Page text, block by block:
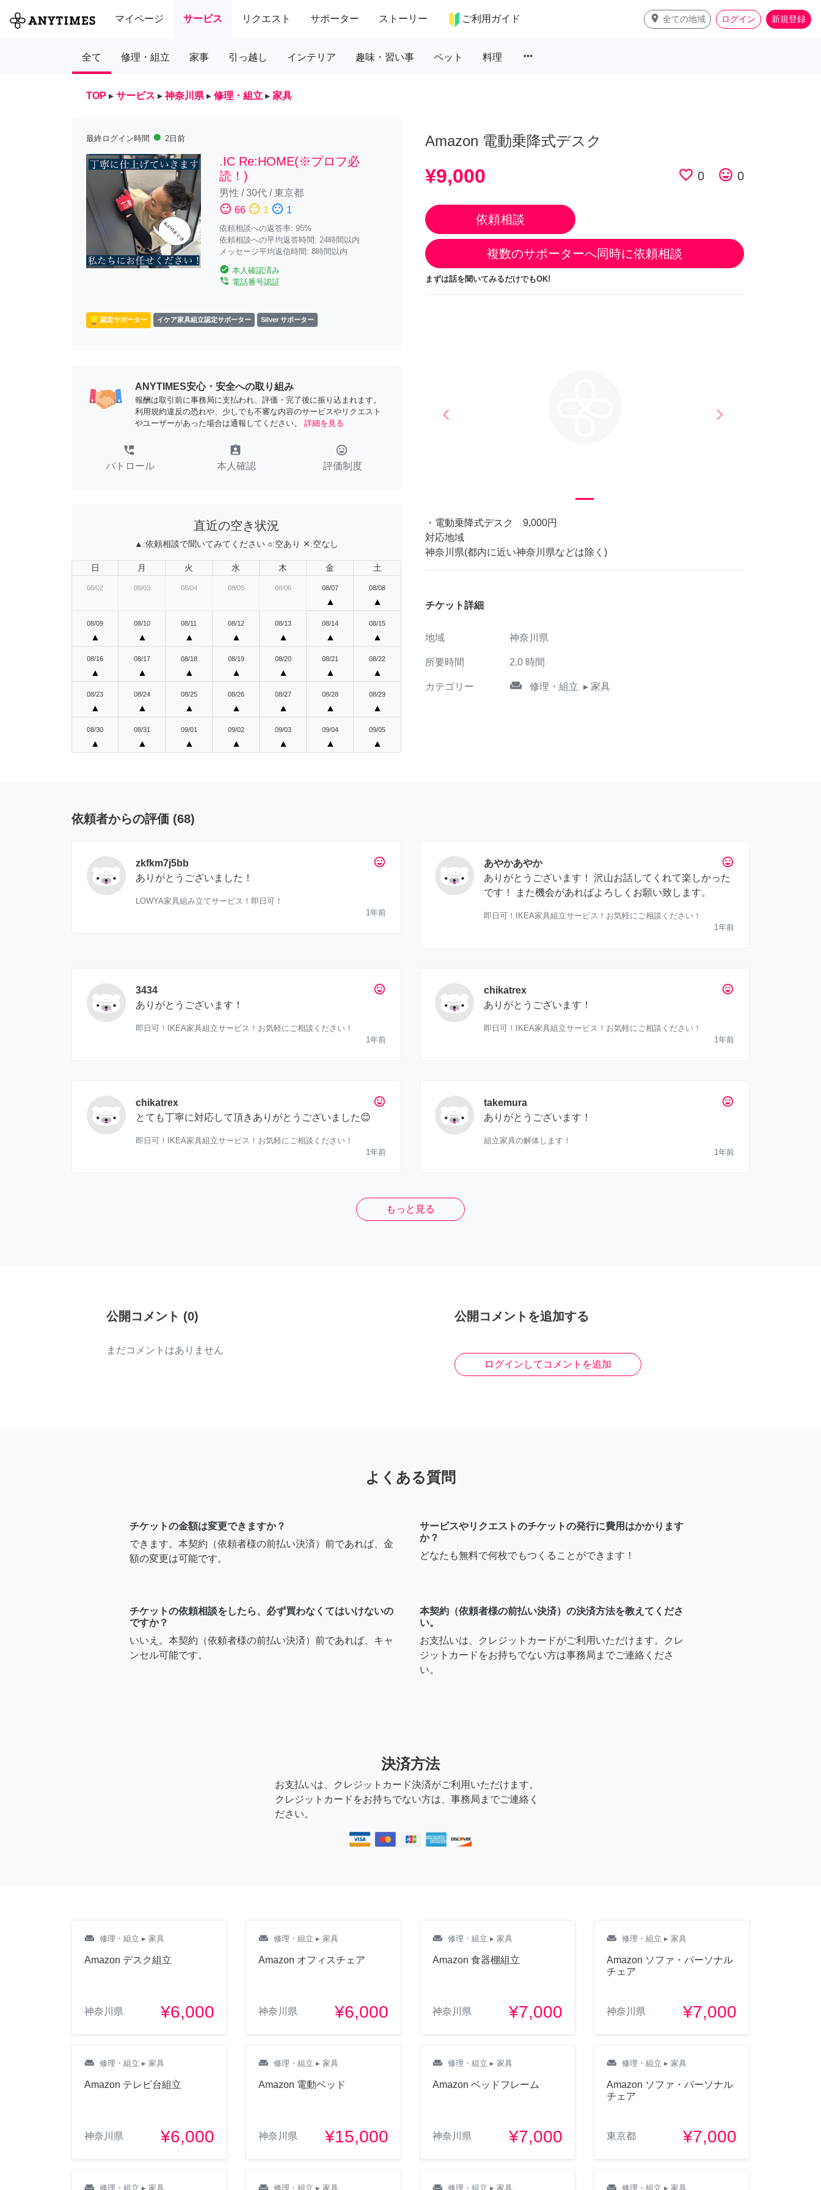
マイページ サービス リクエスト サポーター ストーリー ご利用ガイド place 全ての地域 ログイン 新規登録
全て 修理・組立 家事 引っ越し インテリア 趣味・習い事 ペット 料理 more_horiz
TOP ▸ サービス ▸ 神奈川県 ▸ 修理・組立 ▸ 家具
最終ログイン時間 fiber_manual_record 2日前
.IC Re:HOME(※プロフ必
読！)
男性 /30代/東京都
sentiment_satisfied 66 sentiment_neutral 1 sentiment_dissatisfied 1
依頼相談への返答率: 95%
依頼相談への平均返答時間: 24時間以内
メッセージ平均返信時間: 8時間以内
check_circle 本人確認済み
phone_in_talk 電話番号認証
認定サポーター イケア家具組立認定サポーター Silver サポーター
ANYTIMES安心・安全への取り組み
報酬は取引前に事務局に支払われ、評価・完了後に振り込まれます。
利用規約違反の恐れや、少しでも不審な内容のサービスやリクエスト
やユーザーがあった場合は通報してください。
詳細を見る
perm_phone_msg
パトロール
assignment_ind
本人確認
tag_faces
評価制度
直近の空き状況
▲:依頼相談で聞いてみてください ○:空あり ✕:空なし
日 月 火 水 木 金 土
08/02 08/03 08/04 08/05 08/06 08/07
▲
08/08
▲
08/09
▲
08/10
▲
08/11
▲
08/12
▲
08/13
▲
08/14
▲
08/15
▲
08/16
▲
08/17
▲
08/18
▲
08/19
▲
08/20
▲
08/21
▲
08/22
▲
08/23
▲
08/24
▲
08/25
▲
08/26
▲
08/27
▲
08/28
▲
08/29
▲
08/30
▲
08/31
▲
09/01
▲
09/02
▲
09/03
▲
09/04
▲
09/05
▲
Amazon 電動乗降式デスク
¥9,000 favorite_border 0 tag_faces 0
依頼相談
複数のサポーターへ同時に依頼相談
まずは話を聞いてみるだけでもOK!
arrow_back_iosPrevious arrow_forward_iosNext
・電動乗降式デスク 9,000円
対応地域
神奈川県(都内に近い神奈川県などは除く)
チケット詳細
地域 神奈川県
所要時間 2.0 時間
カテゴリー weekend 修理・組立 ▸ 家具
依頼者からの評価 (68)
tag_faces
zkfkm7j5bb
ありがとうございました！
LOWYA家具組み立てサービス！即日可！
1年前
tag_faces
あやかあやか
ありがとうございます！ 沢山お話してくれて楽しかった
です！ また機会があればよろしくお願い致します。
即日可！IKEA家具組立サービス！お気軽にご相談ください！
1年前
tag_faces
3434
ありがとうございます！
即日可！IKEA家具組立サービス！お気軽にご相談ください！
1年前
tag_faces
chikatrex
ありがとうございます！
即日可！IKEA家具組立サービス！お気軽にご相談ください！
1年前
tag_faces
chikatrex
とても丁寧に対応して頂きありがとうございました😊
即日可！IKEA家具組立サービス！お気軽にご相談ください！
1年前
tag_faces
takemura
ありがとうございます！
組立家具の解体します！
1年前
もっと見る
公開コメント (0)
まだコメントはありません
公開コメントを追加する
ログインしてコメントを追加
よくある質問
チケットの金額は変更できますか？
できます。本契約（依頼者様の前払い決済）前であれば、金
額の変更は可能です。
サービスやリクエストのチケットの発行に費用はかかります
か？
どなたも無料で何枚でもつくることができます！
チケットの依頼相談をしたら、必ず買わなくてはいけないの
ですか？
いいえ。本契約（依頼者様の前払い決済）前であれば、キャ
ンセル可能です。
本契約（依頼者様の前払い決済）の決済方法を教えてくださ
い。
お支払いは、クレジットカードがご利用いただけます。クレ
ジットカードをお持ちでない方は事務局までご連絡くださ
い。
決済方法
お支払いは、クレジットカード決済がご利用いただけます。
クレジットカードをお持ちでない方は、事務局までご連絡く
ださい。
weekend 修理・組立 ▸ 家具
Amazon デスク組立
神奈川県 ¥6,000
weekend 修理・組立 ▸ 家具
Amazon オフィスチェア
神奈川県 ¥6,000
weekend 修理・組立 ▸ 家具
Amazon 食器棚組立
神奈川県 ¥7,000
weekend 修理・組立 ▸ 家具
Amazon ソファ・パーソナル
チェア
神奈川県 ¥7,000
weekend 修理・組立 ▸ 家具
Amazon テレビ台組立
神奈川県 ¥6,000
weekend 修理・組立 ▸ 家具
Amazon 電動ベッド
神奈川県 ¥15,000
weekend 修理・組立 ▸ 家具
Amazon ベッドフレーム
神奈川県 ¥7,000
weekend 修理・組立 ▸ 家具
Amazon ソファ・パーソナル
チェア
東京都 ¥7,000
weekend 修理・組立 ▸ 家具 weekend 修理・組立 ▸ 家具 weekend 修理・組立 ▸ 家具 weekend 修理・組立 ▸ 家具